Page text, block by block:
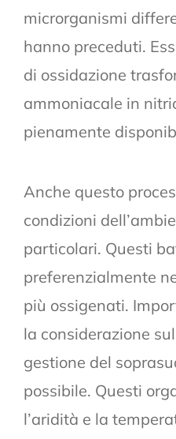
microrganismi
hanno preceduti.
di ossidazione
ammoniacale in
pienamente
Anche questo
condizioni
particolari. Questi
preferenzialmente
più ossigenati.
la considerazione
gestione del
possibile. Questi
l’aridità e la